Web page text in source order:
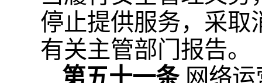
停止提供服务，采取
有关主管部门报告。
第五十一条 网络